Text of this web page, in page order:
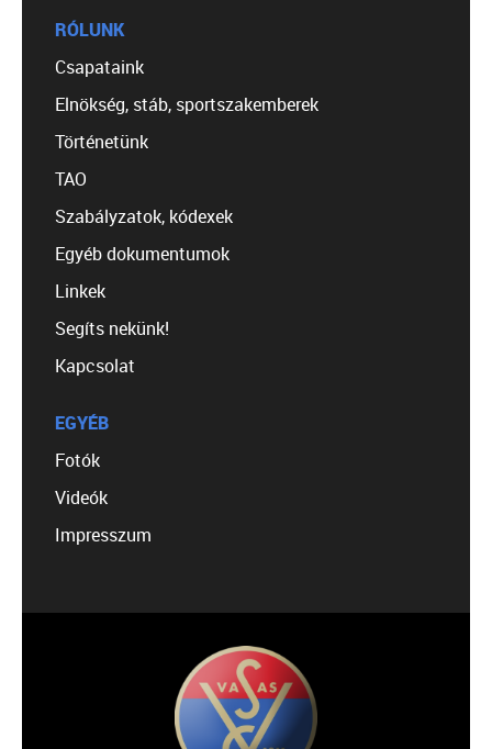
RÓLUNK
Csapataink
Elnökség, stáb, sportszakemberek
Történetünk
TAO
Szabályzatok, kódexek
Egyéb dokumentumok
Linkek
Segíts nekünk!
Kapcsolat
EGYÉB
Fotók
Videók
Impresszum